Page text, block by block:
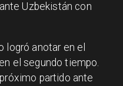
Uzbekistán con
logró anotar en el
el segundo tiempo.
partido ante